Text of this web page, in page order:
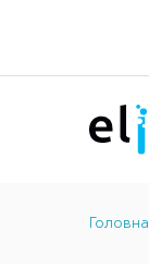
Головна